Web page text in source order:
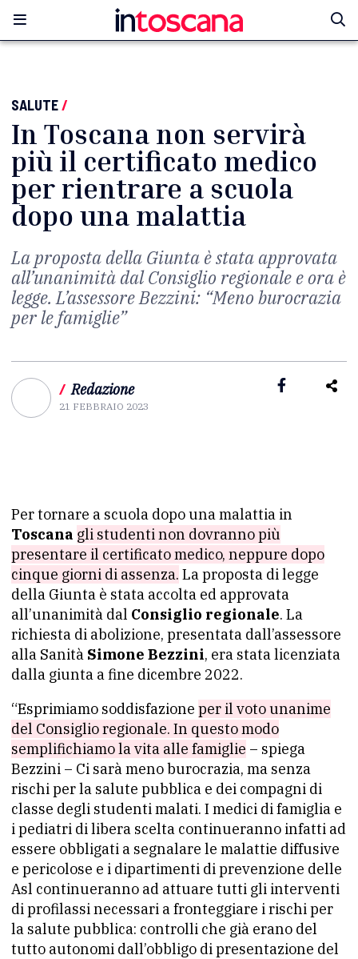
SALUTE/
In Toscana non servirà
più il certificato medico
per rientrare a scuola
dopo una malattia
La proposta della Giunta è stata approvata
all’unanimità dal Consiglio regionale e ora è
legge. L’assessore Bezzini: “Meno burocrazia
per le famiglie”
/ Redazione
21 FEBBRAIO 2023
Per tornare a scuola dopo una malattia in
Toscana gli studenti non dovranno più
presentare il certificato medico, neppure dopo
cinque giorni di assenza. La proposta di legge
della Giunta è stata accolta ed approvata
all’unanimità dal Consiglio regionale. La
richiesta di abolizione, presentata dall’assessore
alla Sanità Simone Bezzini, era stata licenziata
dalla giunta a fine dicembre 2022.
“Esprimiamo soddisfazione per il voto unanime
del Consiglio regionale. In questo modo
semplifichiamo la vita alle famiglie – spiega
Bezzini – Ci sarà meno burocrazia, ma senza
rischi per la salute pubblica e dei compagni di
classe degli studenti malati. I medici di famiglia e
i pediatri di libera scelta continueranno infatti ad
essere obbligati a segnalare le malattie diffusive
e pericolose e i dipartimenti di prevenzione delle
Asl continueranno ad attuare tutti gli interventi
di profilassi necessari a fronteggiare i rischi per
la salute pubblica: controlli che già erano del
tutto autonomi dall’obbligo di presentazione del